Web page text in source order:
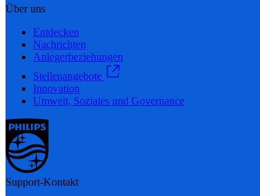
Über uns
Entdecken
Nachrichten
Anlegerbeziehungen
Stellenangebote
Innovation
Umwelt, Soziales und Governance
Support-Kontakt